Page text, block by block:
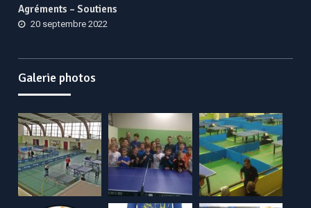
Agréments – Soutiens
20 septembre 2022
Galerie photos